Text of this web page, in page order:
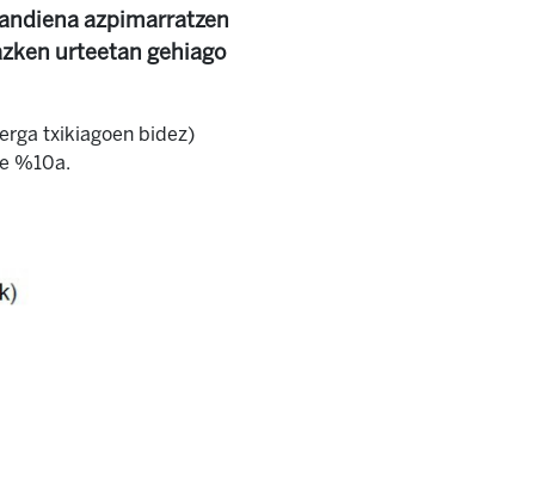
azpimarratzen
urteetan gehiago
txikiagoen bidez)
%10a.